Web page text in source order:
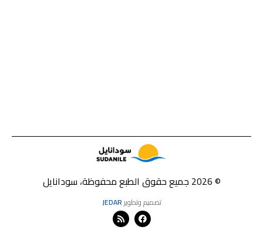
© 2026 جميع حقوق الطبع محفوظة، سودانايل
تصميم وتطويرJEDAR